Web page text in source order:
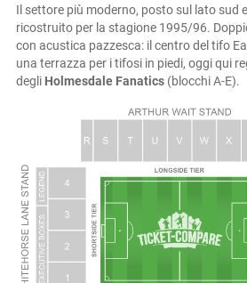
Il settore più moderno, posto sul lato sud
ricostruito per la stagione 1995/96.
con acustica pazzesca: il centro del tifo
una terrazza per i tifosi in piedi, oggi qui
degli Holmesdale Fanatics (blocchi A-E).